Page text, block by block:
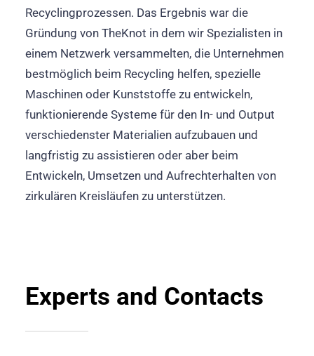
Recyclingprozessen. Das Ergebnis war die
Gründung von TheKnot in dem wir Spezialisten in
einem Netzwerk versammelten, die Unternehmen
bestmöglich beim Recycling helfen, spezielle
Maschinen oder Kunststoffe zu entwickeln,
funktionierende Systeme für den In- und Output
verschiedenster Materialien aufzubauen und
langfristig zu assistieren oder aber beim
Entwickeln, Umsetzen und Aufrechterhalten von
zirkulären Kreisläufen zu unterstützen.
Experts and Contacts